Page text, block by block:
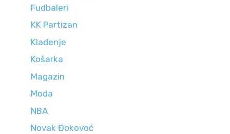
Fudbaleri
KK Partizan
Klađenje
Košarka
Magazin
Moda
NBA
Novak Đokovoć